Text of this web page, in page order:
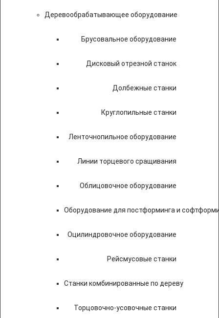
Деревообрабатывающее оборудование
Брусовальное оборудование
Дисковый отрезной станок
Долбежные станки
Круглопильные станки
Ленточнопильное оборудование
Линии торцевого сращивания
Облицовочное оборудование
Оборудование для постформинга и
Оцилиндровочное оборудование
Рейсмусовые станки
Станки комбинированные по дереву
Торцовочно-усовочные станки